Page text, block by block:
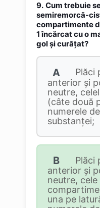
9. Cum trebuie
semiremorcă-
compartimente
1 încărcat cu o
gol și curățat?
A
Plăci
anterior și
neutre,
(câte două
numerele
substanței;
B
Plăci
anterior și
neutre,
una pe